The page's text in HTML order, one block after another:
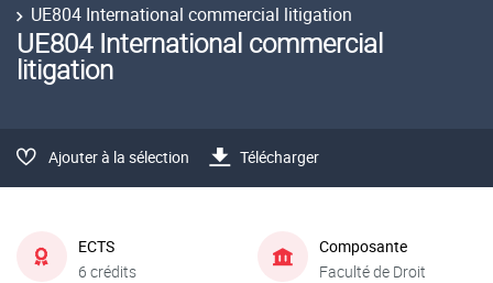
UE804 International commercial litigation
UE804 International commercial
litigation
Ajouter à la sélection Télécharger
ECTS
6 crédits
Composante
Faculté de Droit